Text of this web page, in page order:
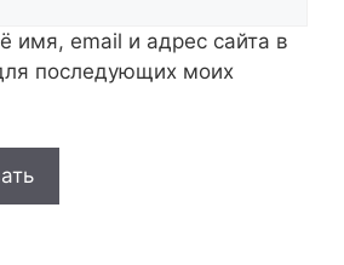
имя, email и адрес сайта в
последующих моих